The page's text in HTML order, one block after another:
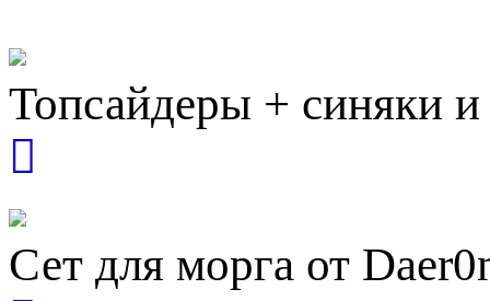
Топсайдеры + синяки
Сет для морга от